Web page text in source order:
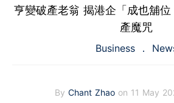
亨變破產老翁 揭港企「成也舖
產魔咒
Business
By Chant Zhao on 11 May